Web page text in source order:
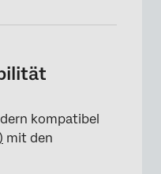
kompatibel
mit den